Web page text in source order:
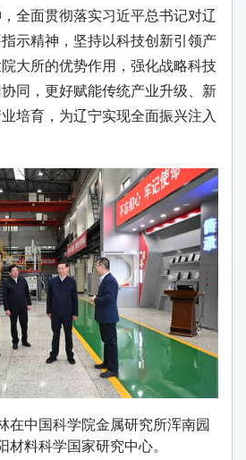
全面贯彻落实习近平总书记对辽
示精神，坚持以科技创新引领产
大所的优势作用，强化战略科技
同，更好赋能传统产业升级、新
培育，为辽宁实现全面振兴注入
在中国科学院金属研究所浑南园
材料科学国家研究中心。